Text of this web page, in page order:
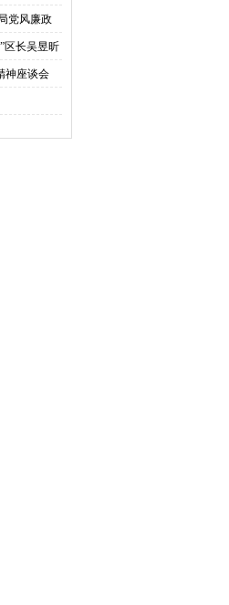
党风廉政
区长吴昱昕
神座谈会